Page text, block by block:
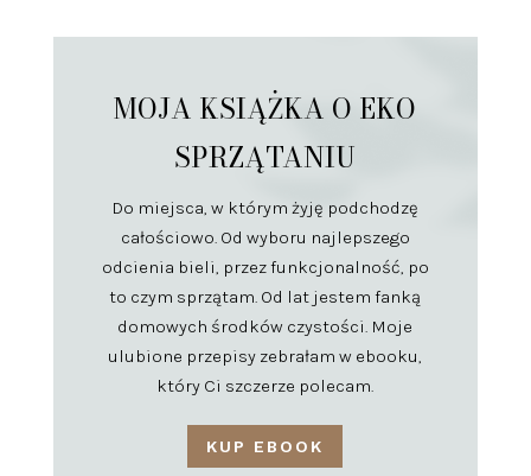
MOJA KSIĄŻKA O EKO
SPRZĄTANIU
Do miejsca, w którym żyję podchodzę
całościowo. Od wyboru najlepszego
odcienia bieli, przez funkcjonalność, po
to czym sprzątam. Od lat jestem fanką
domowych środków czystości. Moje
ulubione przepisy zebrałam w ebooku,
który Ci szczerze polecam.
KUP EBOOK